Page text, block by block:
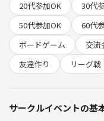
待ち牌がわからなかった
なってます！
そして!!
何を切ったらいいのか、
ちゃいます🌸
◆タイムスケジュール◆
18:40～18:55 集合・受付
19:00～23:00 ゲーム開始(
20代参加OK
30代
50代参加OK
60代
ボードゲーム
交流
友達作り
リーグ戦
サークルイベントの基